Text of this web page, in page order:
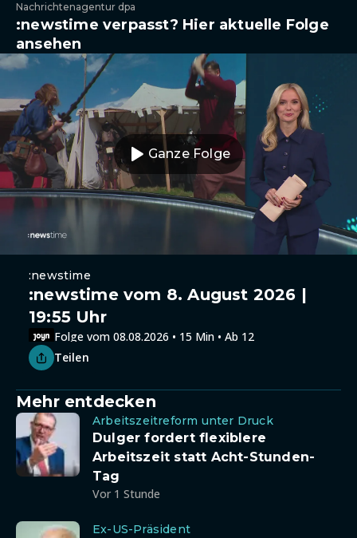
Nachrichtenagentur dpa
:newstime verpasst? Hier aktuelle Folge
ansehen
Ganze Folge
:newstime
:newstime vom 8. August 2026 |
19:55 Uhr
Folge vom 08.08.2026 • 15 Min • Ab 12
Teilen
Mehr entdecken
Arbeitszeitreform unter Druck
Dulger fordert flexiblere
Arbeitszeit statt Acht-Stunden-
Tag
Vor 1 Stunde
Ex-US-Präsident